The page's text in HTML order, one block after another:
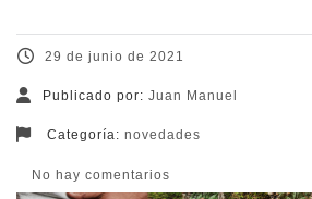
29 de junio de 2021
Publicado por: Juan Manuel
Categoría: novedades
No hay comentarios